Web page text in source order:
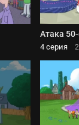
Атака
4 серия